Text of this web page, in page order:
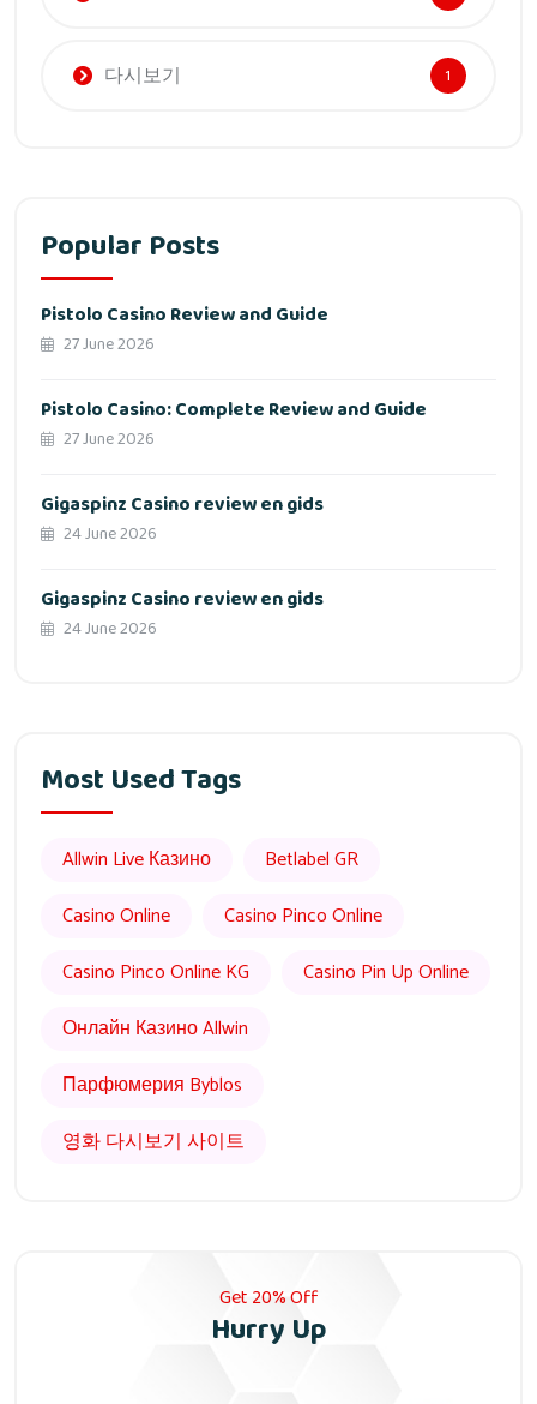
다시보기 1
Popular Posts
Pistolo Casino Review and Guide
27 June 2026
Pistolo Casino: Complete Review and Guide
27 June 2026
Gigaspinz Casino review en gids
24 June 2026
Gigaspinz Casino review en gids
24 June 2026
Most Used Tags
Allwin Live Казино
Betlabel GR
Casino Online
Casino Pinco Online
Casino Pinco Online KG
Casino Pin Up Online
Онлайн Казино Allwin
Парфюмерия Byblos
영화 다시보기 사이트
Get 20% Off
Hurry Up